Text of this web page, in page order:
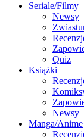
Seriale/Filmy
Newsy
Quiz
Książki
Newsy
Manga/Anime